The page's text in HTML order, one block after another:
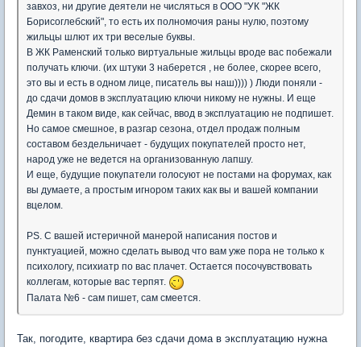
завхоз, ни другие деятели не числяться в ООО "УК "ЖК
Борисоглебский", то есть их полномочия раны нулю, поэтому
жильцы шлют их три веселые буквы.
В ЖК Раменский только виртуальные жильцы вроде вас побежали
получать ключи. (их штуки 3 наберется , не более, скорее всего,
это вы и есть в одном лице, писатель вы наш)))) ) Люди поняли -
до сдачи домов в эксплуатацию ключи никому не нужны. И еще
Демин в таком виде, как сейчас, ввод в эксплуатацию не подпишет.
Но самое смешное, в разгар сезона, отдел продаж полным
составом бездельничает - будущих покупателей просто нет,
народ уже не ведется на организованную лапшу.
И еще, будущие покупатели голосуют не постами на форумах, как
вы думаете, а простым игнором таких как вы и вашей компании
вцелом.
PS. С вашей истеричной манерой написания постов и
пунктуацией, можно сделать вывод что вам уже пора не только к
психологу, психиатр по вас плачет. Остается посочувствовать
коллегам, которые вас терпят.
Палата №6 - сам пишет, сам смеется.
Так, погодите, квартира без сдачи дома в эксплуатацию нужна